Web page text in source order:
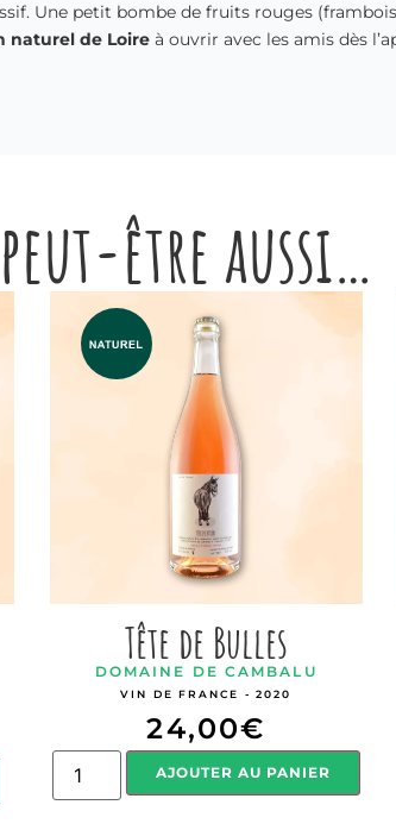
Une petit bombe de fruits rouges
naturel de Loire à ouvrir avec les amis dès
être aussi…
Tête de Bulles
DOMAINE DE CAMBALU
VIN DE FRANCE - 2020
24,00€
AJOUTER AU PANIER